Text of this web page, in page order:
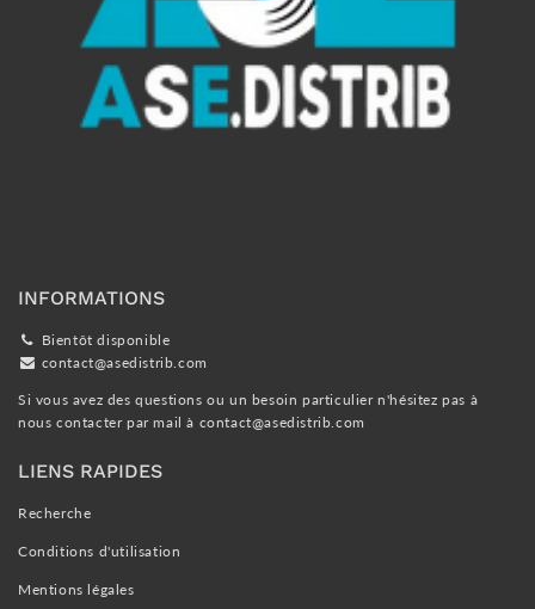
INFORMATIONS
Bientôt disponible
contact@asedistrib.com
Si vous avez des questions ou un besoin particulier n'hésitez pas à
nous contacter par mail à contact@asedistrib.com
LIENS RAPIDES
Recherche
Conditions d'utilisation
Mentions légales